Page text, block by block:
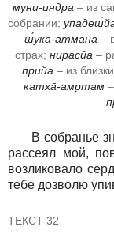
муни-индра – из
собрании;
ш́ука-а̄тмана̄ –
страх; нирасйа –
прийа – из
катха̄-амр̣там–
В собранье
рассеял мой,
возликовало
тебе дозволю
ТЕКСТ 32